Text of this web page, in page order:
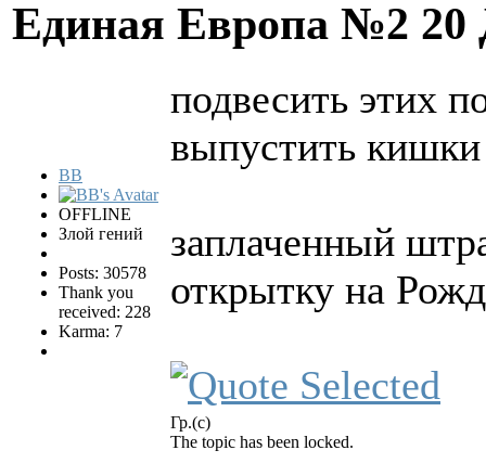
Единая Европа №2 20
BB
OFFLINE
Злой гений
Posts: 30578
Thank you
received: 228
Karma: 7
подвесить этих
выпустить кишки
заплаченный
открытку на
Гр.(с)
The topic has been locked.